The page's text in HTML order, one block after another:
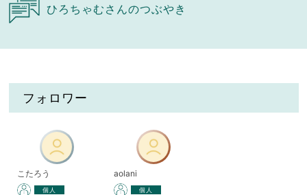
ひろちゃむさんのつぶやき
フォロワー
こたろう
個人
aolani
個人